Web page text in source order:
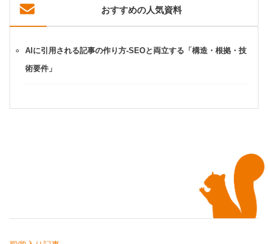
おすすめの人気資料
AIに引用される記事の作り方-SEOと両立する「構造・根拠・技
術要件」